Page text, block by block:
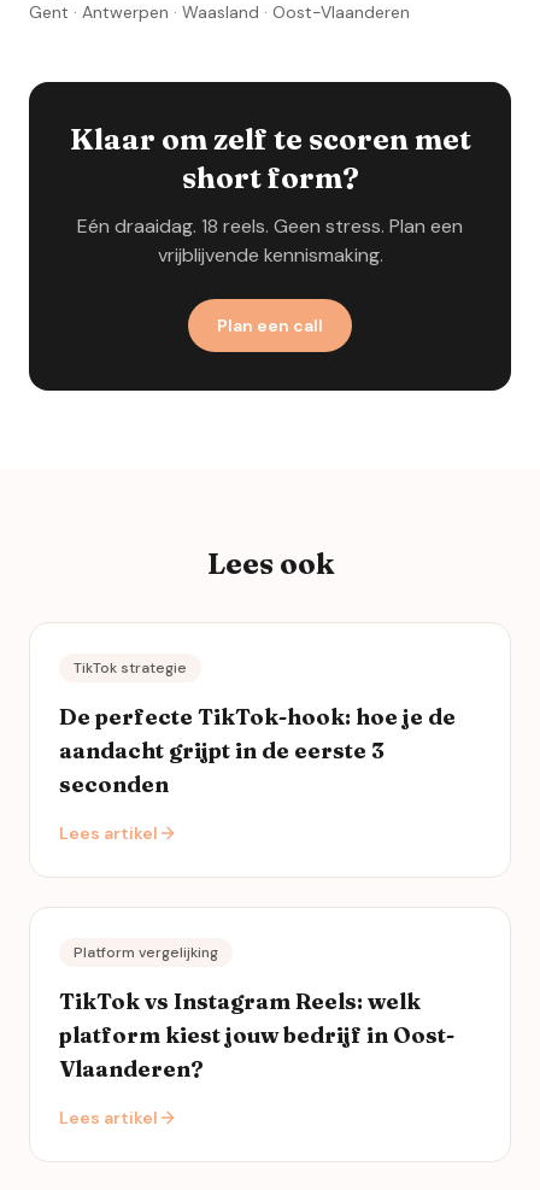
Gent · Antwerpen · Waasland · Oost-Vlaanderen
Klaar om zelf te scoren met
short form?
Eén draaidag. 18 reels. Geen stress. Plan een
vrijblijvende kennismaking.
Plan een call
Lees ook
TikTok strategie
De perfecte TikTok-hook: hoe je de
aandacht grijpt in de eerste 3
seconden
Lees artikel
Platform vergelijking
TikTok vs Instagram Reels: welk
platform kiest jouw bedrijf in Oost-
Vlaanderen?
Lees artikel